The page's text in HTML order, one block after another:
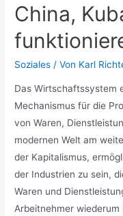
China,
Soziales / Von Karl
Das Wirtschaftssystem
Mechanismus für die
von Waren,
modernen Welt am
der Kapitalismus,
der Industrien zu sein,
Waren und
Arbeitnehmer